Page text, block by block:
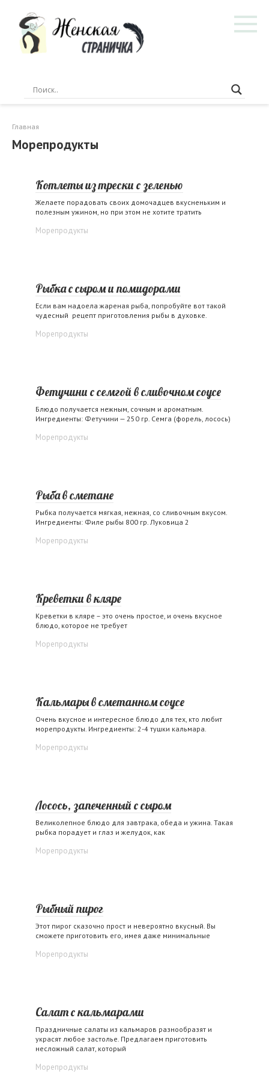
контенту
Главная
Морепродукты
Котлеты из трески с зеленью
Желаете порадовать своих домочадцев вкусненьким и
полезным ужином, но при этом не хотите тратить
Морепродукты
Рыбка с сыром и помидорами
Если вам надоела жареная рыба, попробуйте вот такой
чудесный рецепт приготовления рыбы в духовке.
Морепродукты
Фетучини с семгой в сливочном соусе
Блюдо получается нежным, сочным и ароматным.
Ингредиенты: Фетучини — 250 гр. Семга (форель, лосось)
Морепродукты
Рыба в сметане
Рыбка получается мягкая, нежная, со сливочным вкусом.
Ингредиенты: Филе рыбы 800 гр. Луковица 2
Морепродукты
Креветки в кляре
Креветки в кляре – это очень простое, и очень вкусное
блюдо, которое не требует
Морепродукты
Кальмары в сметанном соусе
Очень вкусное и интересное блюдо для тех, кто любит
морепродукты. Ингредиенты: 2-4 тушки кальмара.
Морепродукты
Лосось, запеченный с сыром
Великолепное блюдо для завтрака, обеда и ужина. Такая
рыбка порадует и глаз и желудок, как
Морепродукты
Рыбный пирог
Этот пирог сказочно прост и невероятно вкусный. Вы
сможете приготовить его, имея даже минимальные
Морепродукты
Салат с кальмарами
Праздничные салаты из кальмаров разнообразят и
украсят любое застолье. Предлагаем приготовить
несложный салат, который
Морепродукты